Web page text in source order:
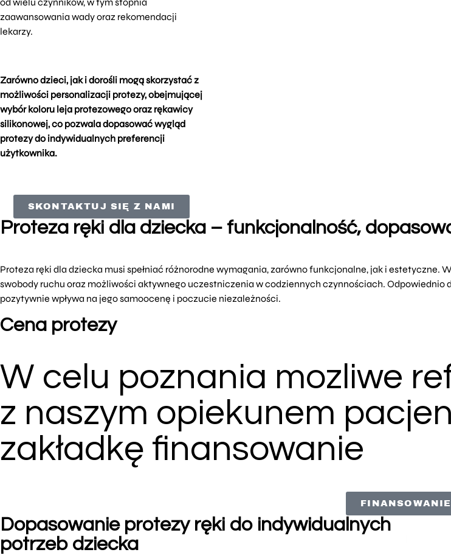
od wielu czynników, w tym stopnia
zaawansowania wady oraz rekomendacji
lekarzy.
Zarówno dzieci, jak i dorośli mogą skorzystać z
możliwości personalizacji protezy, obejmującej
wybór koloru leja protezowego oraz rękawicy
silikonowej, co pozwala dopasować wygląd
protezy do indywidualnych preferencji
użytkownika.
SKONTAKTUJ SIĘ Z NAMI
Proteza ręki dla dziecka – funkcjonalność,
Proteza ręki dla dziecka musi spełniać różnorodne wymagania, zarówno funkcjonalne, jak i
swobody ruchu oraz możliwości aktywnego uczestniczenia w codziennych czynnościach.
pozytywnie wpływa na jego samoocenę i poczucie niezależności.
Cena protezy
W celu poznania mozliwe
z naszym opiekunem
zakładkę finansowanie
FINANSOWANIE
Dopasowanie protezy ręki do indywidualnych
potrzeb dziecka